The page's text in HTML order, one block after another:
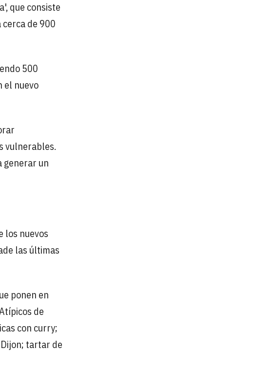
que consiste
de 900
500
el nuevo
vulnerables.
generar un
los nuevos
las últimas
ponen en
de
con curry;
tartar de